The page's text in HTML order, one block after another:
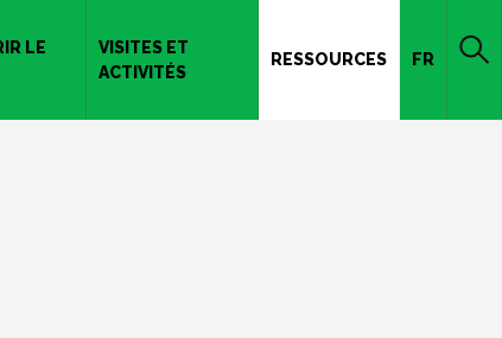
LE
VISITES ET
ACTIVITÉS
RESSOURCES FR